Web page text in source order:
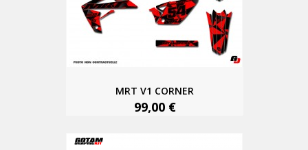
MRT V1 CORNER
99,00 €